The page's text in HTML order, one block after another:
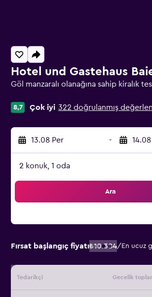
Hotel und Gastehaus
Göl manzaralı olanağına sahip kiralık
8,7 Çok iyi 322 doğrulanmış
13.08 Per -
2 konuk, 1 oda
Ara
Fırsat başlangıç fiyatı₺10.384/ En ucuz
Tedarikçi Gecelik